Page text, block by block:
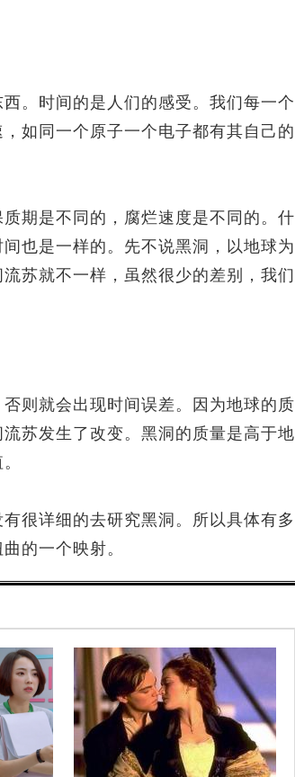
。时间的是人们的感受。我们每一个
如同一个原子一个电子都有其自己的
期是不同的，腐烂速度是不同的。什
也是一样的。先不说黑洞，以地球为
苏就不一样，虽然很少的差别，我们
则就会出现时间误差。因为地球的质
苏发生了改变。黑洞的质量是高于地
详细的去研究黑洞。所以具体有多
的一个映射。